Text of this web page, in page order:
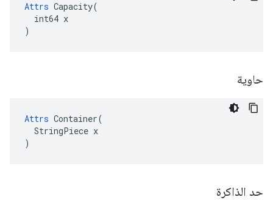
Attrs Capacity(
  int64 x
)
حاوية
Attrs Container(
  StringPiece x
)
حد الذاكرة